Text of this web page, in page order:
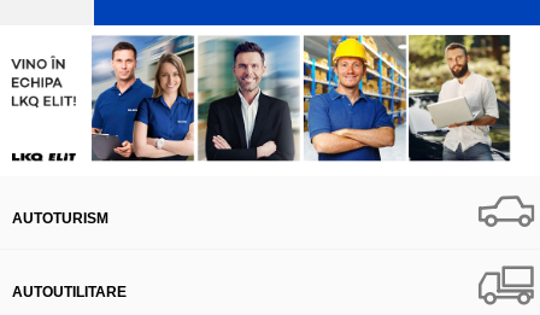
AUTOTURISM
AUTOUTILITARE